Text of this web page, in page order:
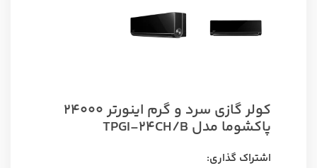
کولر گازی سرد و گرم اینورتر 24000
پاکشوما مدل TPGI-24CH/B
اشتراک گذاری: